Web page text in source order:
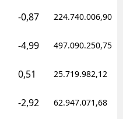
-0,87 224.740.006,90
-4,99 497.090.250,75
0,51 25.719.982,12
-2,92 62.947.071,68